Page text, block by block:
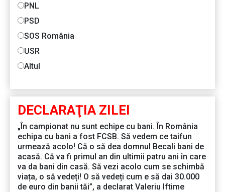
PNL
PSD
SOS România
USR
Altul
DECLARAŢIA ZILEI
„În campionat nu sunt echipe cu bani. În România
echipa cu bani a fost FCSB. Să vedem ce taifun
urmează acolo! Că o să dea domnul Becali bani de
acasă. Că va fi primul an din ultimii patru ani în care
va da bani din casă. Să vezi acolo cum se schimbă
viața, o să vedeți! O să vedeți cum e să dai 30.000
de euro din banii tăi”, a declarat Valeriu Iftime